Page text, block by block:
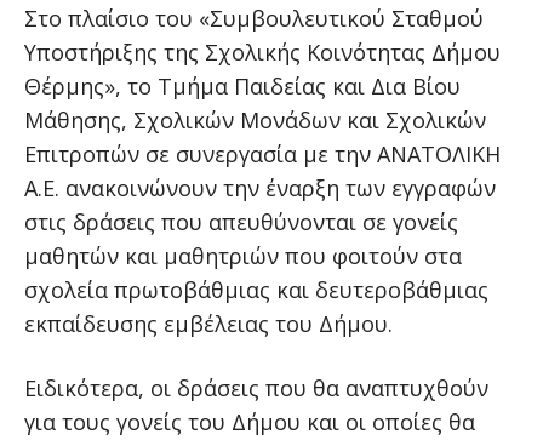
Στο πλαίσιο του «Συμβουλευτικού Σταθμού
Υποστήριξης της Σχολικής Κοινότητας Δήμου
Θέρμης», το Τμήμα Παιδείας και Δια Βίου
Μάθησης, Σχολικών Μονάδων και Σχολικών
Επιτροπών σε συνεργασία με την ΑΝΑΤΟΛΙΚΗ
Α.Ε. ανακοινώνουν την έναρξη των εγγραφών
στις δράσεις που απευθύνονται σε γονείς
μαθητών και μαθητριών που φοιτούν στα
σχολεία πρωτοβάθμιας και δευτεροβάθμιας
εκπαίδευσης εμβέλειας του Δήμου.
Ειδικότερα, οι δράσεις που θα αναπτυχθούν
για τους γονείς του Δήμου και οι οποίες θα